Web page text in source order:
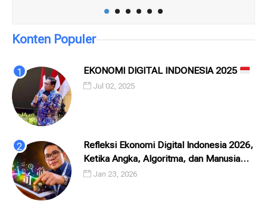
Konten Populer
EKONOMI DIGITAL INDONESIA 2025
Jul 02, 2025
Refleksi Ekonomi Digital Indonesia 2026,
Ketika Angka, Algoritma, dan Manusia
Saling Menatap
Jan 23, 2026